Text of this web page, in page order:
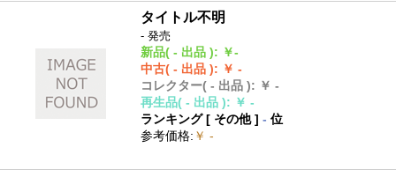
タイトル不明
- 発売
新品( - 出品 ): ￥-
中古( - 出品 ): ￥ -
コレクター( - 出品 ): ￥ -
再生品( - 出品 ): ￥ -
ランキング [ その他]- 位
参考価格: ￥ -